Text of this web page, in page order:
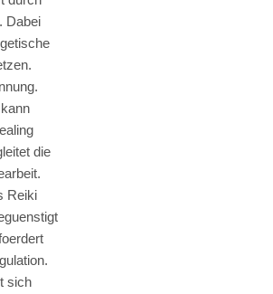
Dabei
die
Reiki
sich